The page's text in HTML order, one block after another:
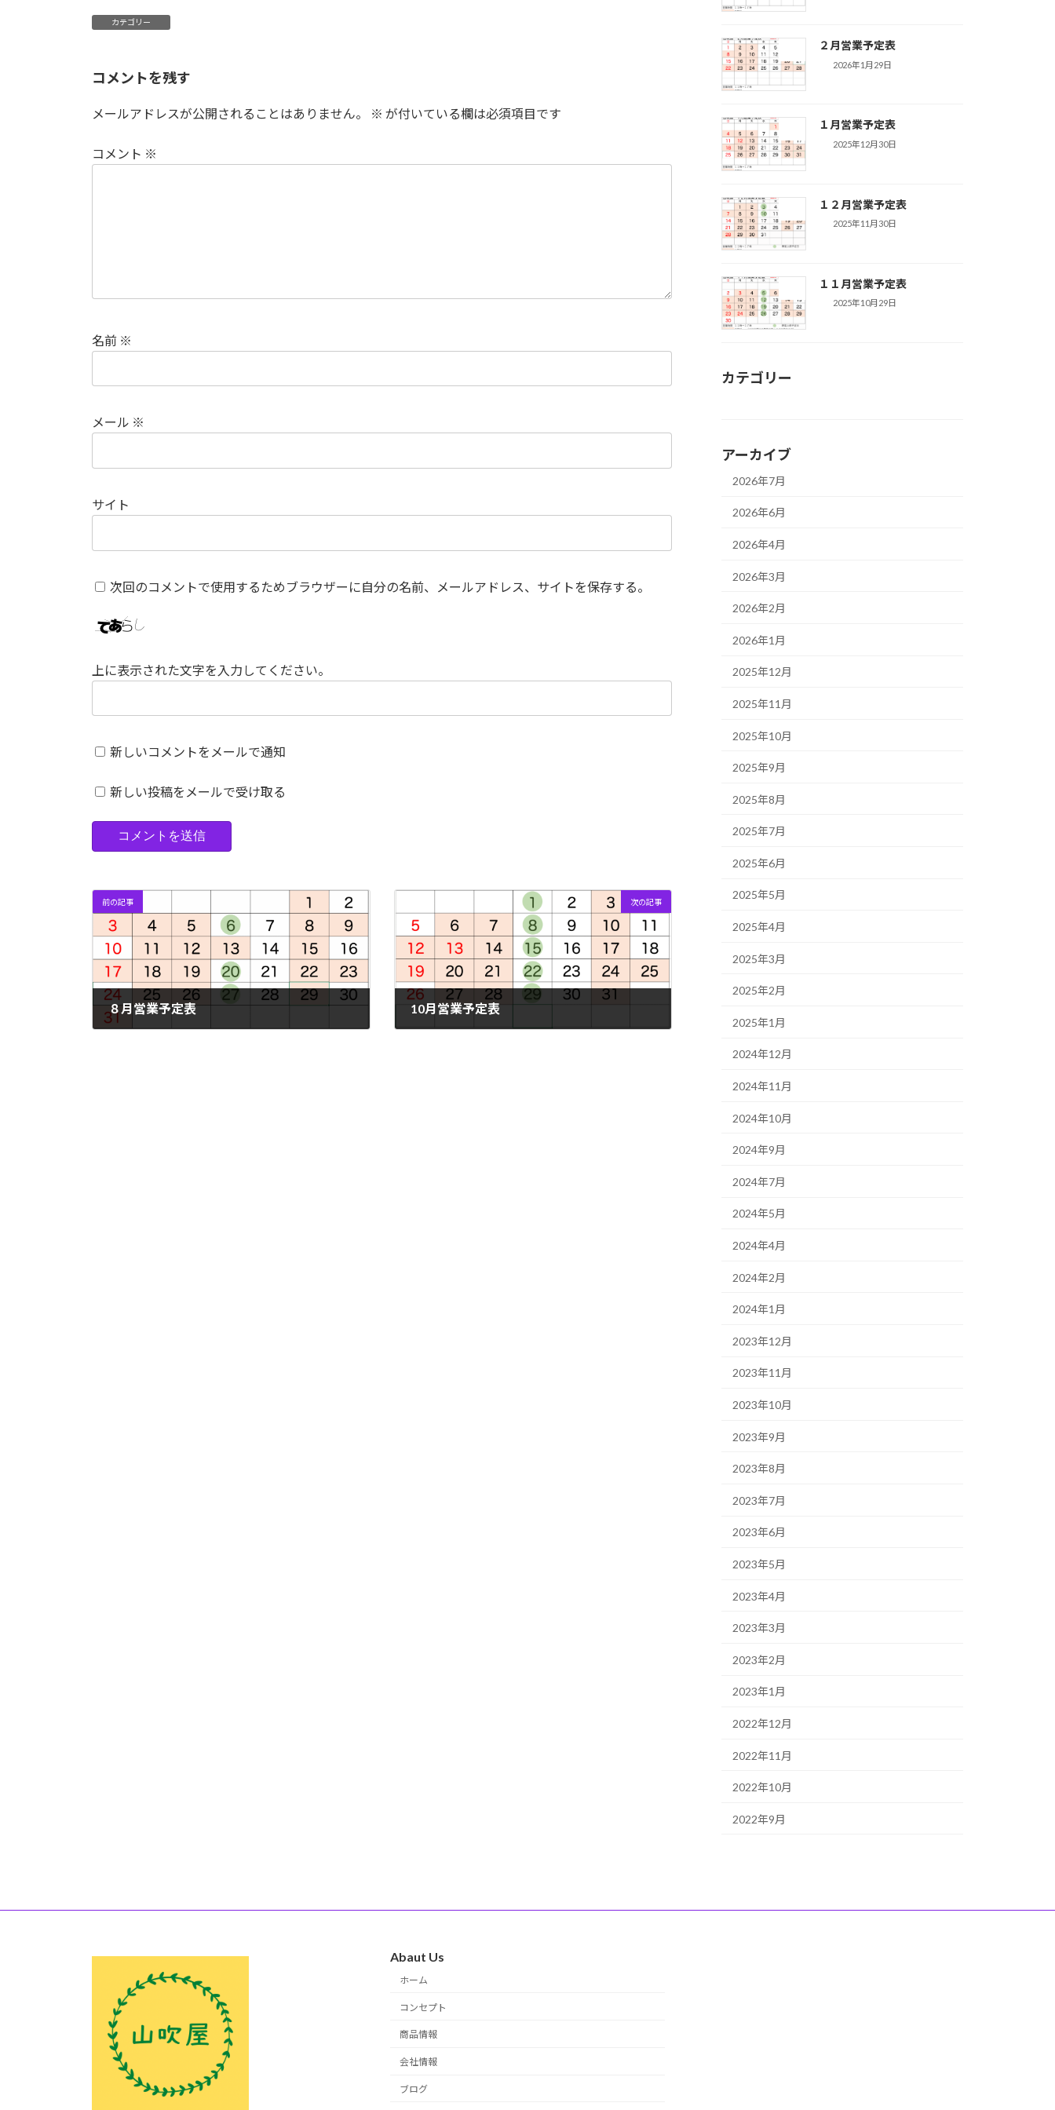
カテゴリー
コメントを残す
メールアドレスが公開されることはありません。 ※ が付いている欄は必須項目です
コメント ※
名前 ※
メール ※
サイト
次回のコメントで使用するためブラウザーに自分の名前、メールアドレス、サイトを保存する。
上に表示された文字を入力してください。
新しいコメントをメールで通知
新しい投稿をメールで受け取る
前の記事
８月営業予定表
次の記事
10月営業予定表
２月営業予定表
2026年1月29日
１月営業予定表
2025年12月30日
１２月営業予定表
2025年11月30日
１１月営業予定表
2025年10月29日
カテゴリー
アーカイブ
2026年7月
2026年6月
2026年4月
2026年3月
2026年2月
2026年1月
2025年12月
2025年11月
2025年10月
2025年9月
2025年8月
2025年7月
2025年6月
2025年5月
2025年4月
2025年3月
2025年2月
2025年1月
2024年12月
2024年11月
2024年10月
2024年9月
2024年7月
2024年5月
2024年4月
2024年2月
2024年1月
2023年12月
2023年11月
2023年10月
2023年9月
2023年8月
2023年7月
2023年6月
2023年5月
2023年4月
2023年3月
2023年2月
2023年1月
2022年12月
2022年11月
2022年10月
2022年9月
Abaut Us
ホーム
コンセプト
商品情報
会社情報
ブログ